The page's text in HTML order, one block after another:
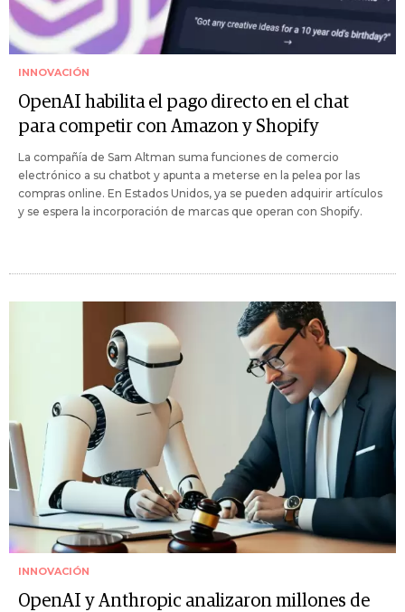
INNOVACIÓN
OpenAI habilita el pago directo en el chat
para competir con Amazon y Shopify
La compañía de Sam Altman suma funciones de comercio
electrónico a su chatbot y apunta a meterse en la pelea por las
compras online. En Estados Unidos, ya se pueden adquirir artículos
y se espera la incorporación de marcas que operan con Shopify.
INNOVACIÓN
OpenAI y Anthropic analizaron millones de